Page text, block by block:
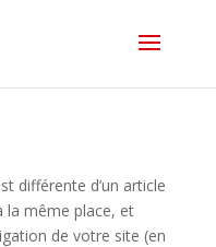
différente d’un article
la même place, et
de votre site (en